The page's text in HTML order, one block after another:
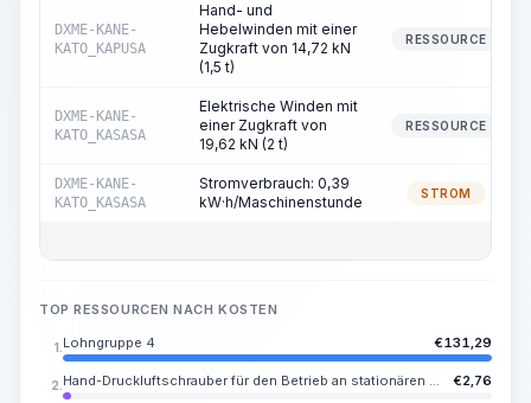
DXME-KANE-
KATO_KAPUSA
Hand- und
Hebelwinden mit einer
Zugkraft von 14,72 kN
(1,5 t)
RESSOURCE
DXME-KANE-
KATO_KASASA
Elektrische Winden mit
einer Zugkraft von
19,62 kN (2 t)
RESSOURCE
DXME-KANE-
KATO_KASASA
Stromverbrauch: 0,39
kW·h/Maschinenstunde
STROM
TOP RESSOURCEN NACH KOSTEN
1. Lohngruppe 4 €131,29
2. Hand-Druckluftschrauber für den Betrieb an stationären Kompressorstationen €2,76